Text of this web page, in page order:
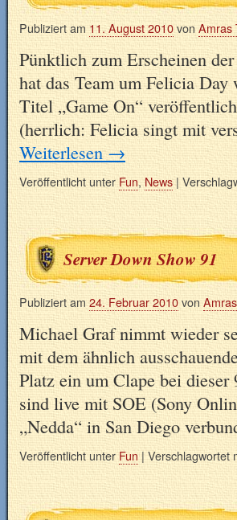
Publiziert am 11. August 2010von Amras
Pünktlich zum Erscheinen
hat das Team um Felicia
Titel „Game On“
(herrlich: Felicia singt mit
Weiterlesen→
Veröffentlicht unter Fun, News |
Server Down Show 91
Publiziert am 24. Februar 2010von
Michael Graf nimmt wieder
mit dem ähnlich
Platz ein um Clape bei
sind live mit SOE (Sony
„Nedda“ in San Diego
Veröffentlicht unter Fun |Verschlagwortet